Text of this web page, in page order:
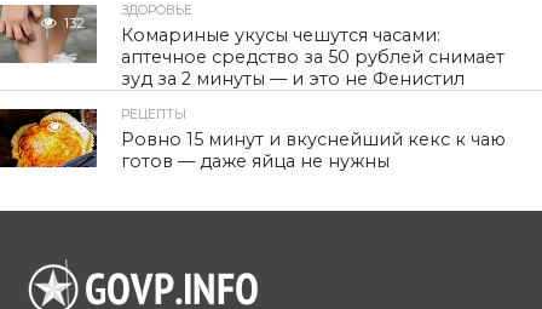
132
ЗДОРОВЬЕ
Комариные укусы чешутся часами:
аптечное средство за 50 рублей снимает
зуд за 2 минуты — и это не Фенистил
98
РЕЦЕПТЫ
Ровно 15 минут и вкуснейший кекс к чаю
готов — даже яйца не нужны